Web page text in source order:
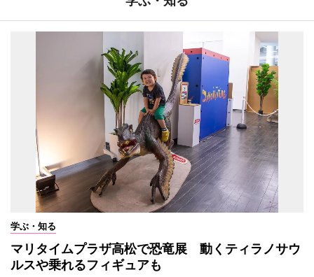
学ぶ・知る
マリタイムプラザ高松で恐竜展 動くティラノサウ
ルスや乗れるフィギュアも